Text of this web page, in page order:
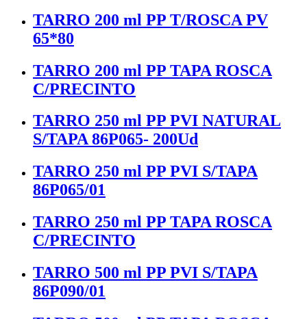
TARRO 200 ml PP T/ROSCA PV
65*80
TARRO 200 ml PP TAPA ROSCA
C/PRECINTO
TARRO 250 ml PP PVI NATURAL
S/TAPA 86P065- 200Ud
TARRO 250 ml PP PVI S/TAPA
86P065/01
TARRO 250 ml PP TAPA ROSCA
C/PRECINTO
TARRO 500 ml PP PVI S/TAPA
86P090/01